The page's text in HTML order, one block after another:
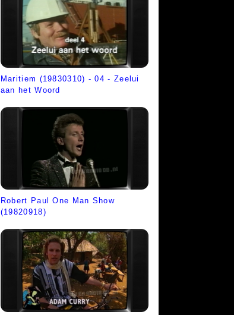
Maritiem (19830310) - 04 - Zeelui
aan het Woord
Robert Paul One Man Show
(19820918)